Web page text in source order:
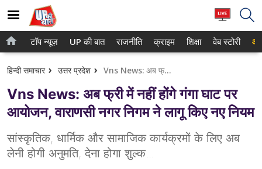
होम
टॉप न्यूज़
UP की बात
क्राइम
टॉप न्यूज़ UP की बात राजनीति क्राइम शिक्षा वेब स्टोरी
हिन्दी समाचार उत्तर प्रदेश Vns News: अब फ्री में नहीं होंगे गंगा घाट पर आयोजन, वाराणसी नगर निगम ने लागू किए नए नियम
Vns News: अब फ्री में नहीं होंगे गंगा घाट पर
आयोजन, वाराणसी नगर निगम ने लागू किए नए नियम
सांस्कृतिक, धार्मिक और सामाजिक कार्यक्रमों के लिए अब
लेनी होगी अनुमति, देना होगा शुल्क...
गाजियाबाद
लखनऊ
वाराणसी